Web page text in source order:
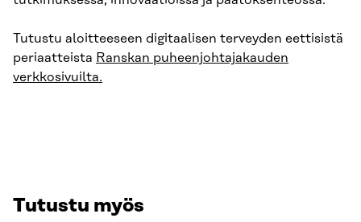
Tutustu aloitteeseen digitaalisen terveyden eettisistä
periaatteista Ranskan puheenjohtajakauden
verkkosivuilta.
Tutustu myös